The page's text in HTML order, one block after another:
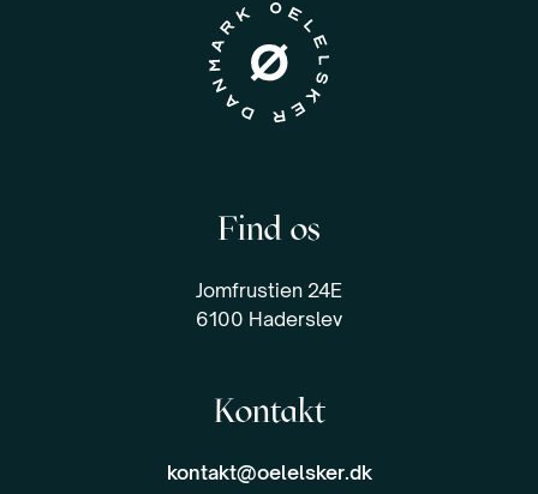
Find os
Jomfrustien 24E
6100 Haderslev
Kontakt
kontakt@oelelsker.dk